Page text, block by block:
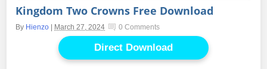
Kingdom Two Crowns Free Download
By Hienzo March 27, 2024 0 Comments
Direct Download